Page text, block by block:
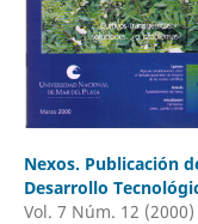
Nexos. Publicación
Desarrollo
Vol. 7 Núm. 12 (2000)